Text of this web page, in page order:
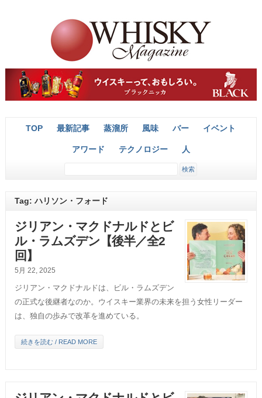
TOP 最新記事 蒸溜所 風味 バー イベント
アワード テクノロジー 人
Tag: ハリソン・フォード
ジリアン・マクドナルドとビ
ル・ラムズデン【後半／全2
回】
5月 22, 2025
ジリアン・マクドナルドは、ビル・ラムズデン
の正式な後継者なのか。ウイスキー業界の未来を担う女性リーダー
は、独自の歩みで改革を進めている。
続きを読む / READ MORE